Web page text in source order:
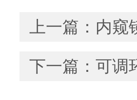
上一篇： 内窥
下一篇： 可调